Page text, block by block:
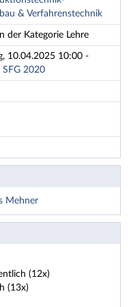
& Verfahrenstechnik
der Kategorie Lehre
10.04.2025 10:00 -
SFG 2020
Mehner
(12x)
(13x)